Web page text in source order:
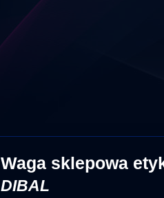
Waga sklepowa
DIBAL